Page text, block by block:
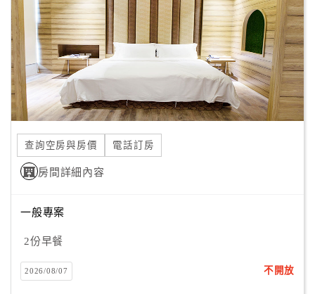
查詢空房與房價 電話訂房
房間詳細內容
一般專案
2份早餐
2026/08/07 不開放